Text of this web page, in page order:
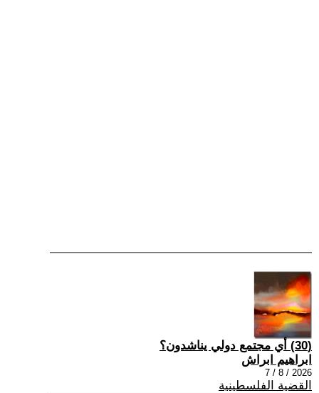
(30) أي مجتمع دولي يناشدون؟
ابراهيم ابراش
2026 / 8 / 7
القضية الفلسطينية